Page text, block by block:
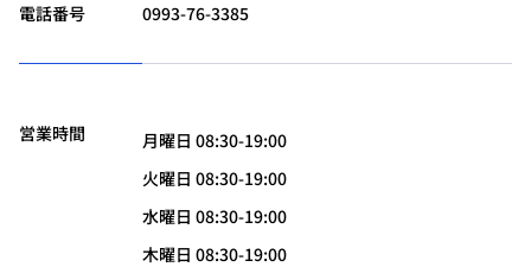
電話番号 0993-76-3385
営業時間
月曜日 08:30-19:00
火曜日 08:30-19:00
水曜日 08:30-19:00
木曜日 08:30-19:00